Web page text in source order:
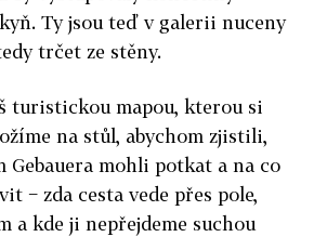
Ty jsou teď v galerii nuceny
trčet ze stěny.
turistickou mapou, kterou si
na stůl, abychom zjistili,
Gebauera mohli potkat a na co
− zda cesta vede přes pole,
a kde ji nepřejdeme suchou